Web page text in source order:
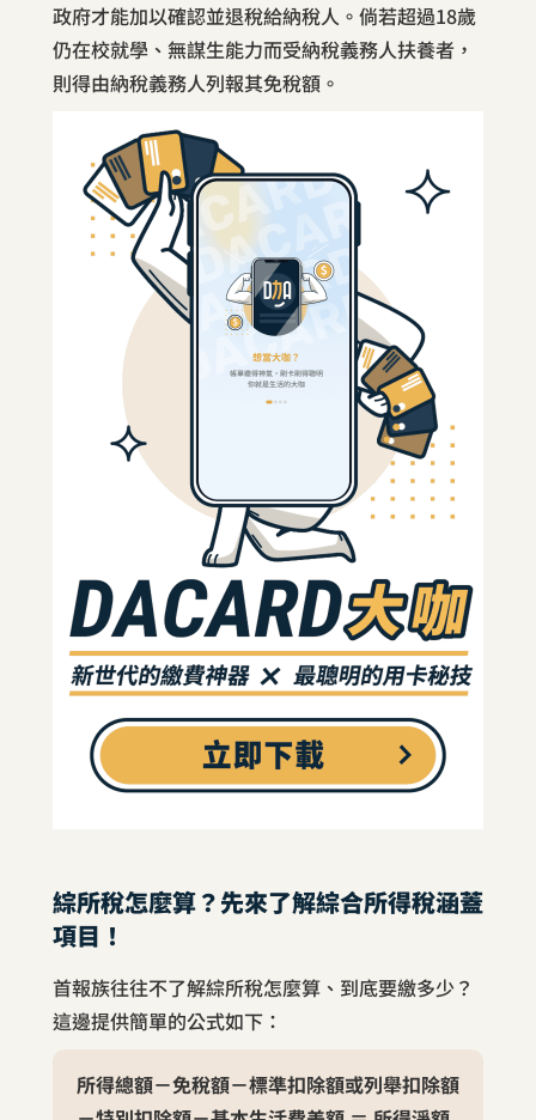
政府才能加以確認並退稅給納稅人。倘若超過18歲
仍在校就學、無謀生能力而受納稅義務人扶養者，
則得由納稅義務人列報其免稅額。
綜所稅怎麼算？先來了解綜合所得稅涵蓋
項目！
首報族往往不了解綜所稅怎麼算、到底要繳多少？
這邊提供簡單的公式如下：
所得總額－免稅額－標準扣除額或列舉扣除額